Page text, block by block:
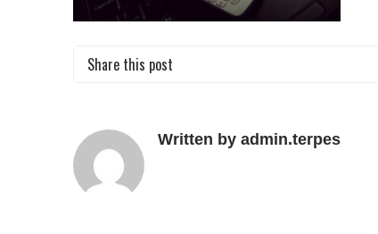
Share this post
Written by admin.terpes